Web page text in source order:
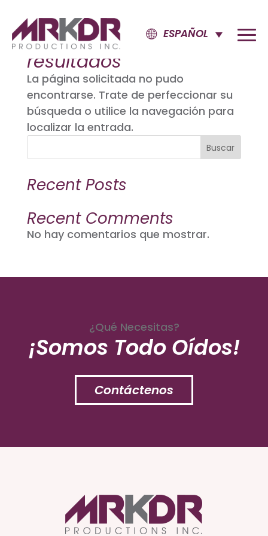
ESPAÑOL
No se encontraron
resultados
La página solicitada no pudo
encontrarse. Trate de perfeccionar su
búsqueda o utilice la navegación para
localizar la entrada.
Buscar
Recent Posts
Recent Comments
No hay comentarios que mostrar.
¿Qué Necesitas?
¡Somos Todo Oídos!
Contáctenos